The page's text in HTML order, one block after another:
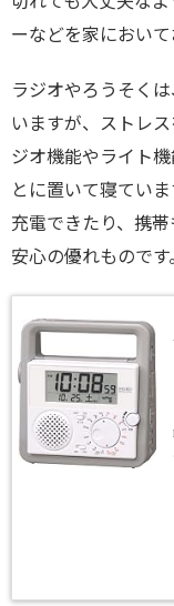
ーなどを家において
ラジオやろうそく
いますが、ストレ
ジオ機能やライト
とに置いて寝てい
充電できたり、携
安心の優れものです